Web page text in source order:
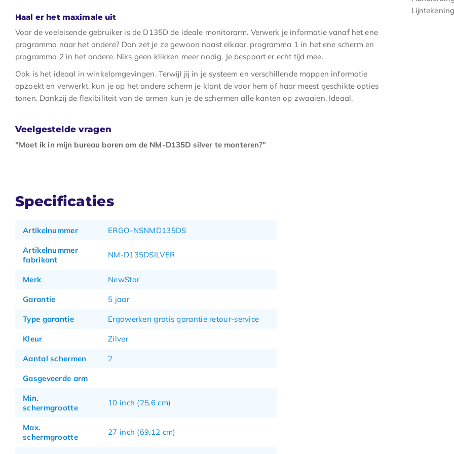
Haal er het maximale uit
Voor de veeleisende gebruiker is de D135D de ideale monitorarm. Verwerk je informatie vanaf het ene
programma naar het andere? Dan zet je ze gewoon naast elkaar. programma 1 in het ene scherm en
programma 2 in het andere. Niks geen klikken meer nodig. Je bespaart er echt tijd mee.
Ook is het ideaal in winkelomgevingen. Terwijl jij in je systeem en verschillende mappen informatie
opzoekt en verwerkt, kun je op het andere scherm je klant de voor hem of haar meest geschikte opties
tonen. Dankzij de flexibiliteit van de armen kun je de schermen alle kanten op zwaaien. Ideaal.
Veelgestelde vragen
"Moet ik in mijn bureau boren om de NM-D135D silver te monteren?"
Specificaties
Artikelnummer ERGO-NSNMD135DS
Artikelnummer
fabrikant
NM-D135DSILVER
Merk NewStar
Garantie 5 jaar
Type garantie Ergowerken gratis garantie retour-service
Kleur Zilver
Aantal schermen 2
Gasgeveerde arm
Min.
schermgrootte
10 inch (25,6 cm)
Max.
schermgrootte
27 inch (69,12 cm)